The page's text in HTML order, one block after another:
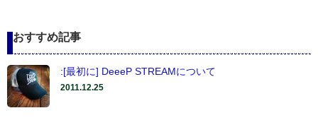
おすすめ記事
:[最初に] DeeeP STREAMについて
2011.12.25